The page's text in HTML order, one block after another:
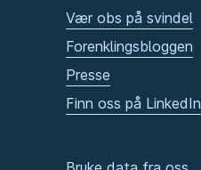
Vær obs på svindel
Forenklingsbloggen
Presse
Finn oss på LinkedIn